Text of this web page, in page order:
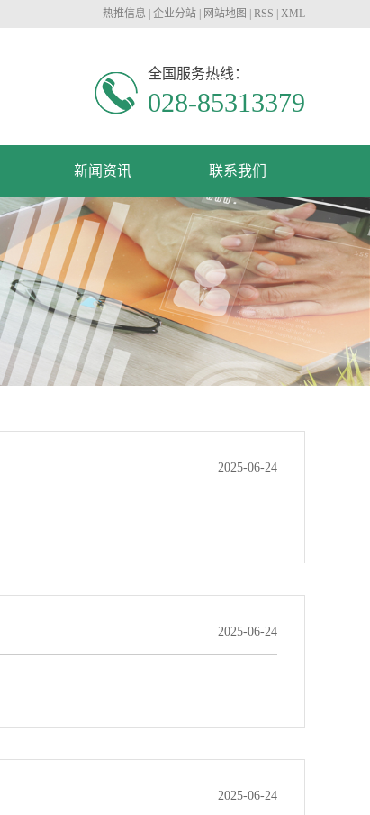
热推信息 企业分站 网站地图 RSS XML
全国服务热线：
028-85313379
新闻资讯 联系我们
2025-06-24
2025-06-24
2025-06-24